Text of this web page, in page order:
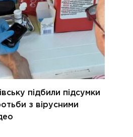
підбили підсумки
з вірусними